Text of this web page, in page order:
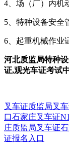
4、场（厂）内机
5、特种设备安全
6、起重机械作业
河北质监局特种
证,观光车证考试
叉车证质监局叉
口石家庄叉车证
庄质监局叉车证
证报名入口